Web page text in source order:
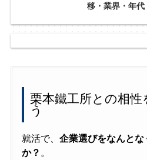
移・業界・年代
栗本鐵工所との相性
う
就活で、 企業選びをなんと
か？ 。